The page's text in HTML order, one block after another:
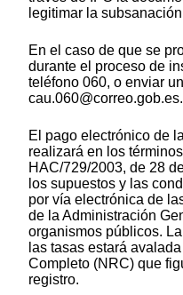
legitimar la
En el caso de que se
durante el proceso de
teléfono 060, o enviar
cau.060@correo.gob.es.
El pago electrónico de
realizará en los
HAC/729/2003, de 28
los supuestos y las
por vía electrónica de
de la Administración
organismos públicos.
las tasas estará
Completo (NRC) que
registro.